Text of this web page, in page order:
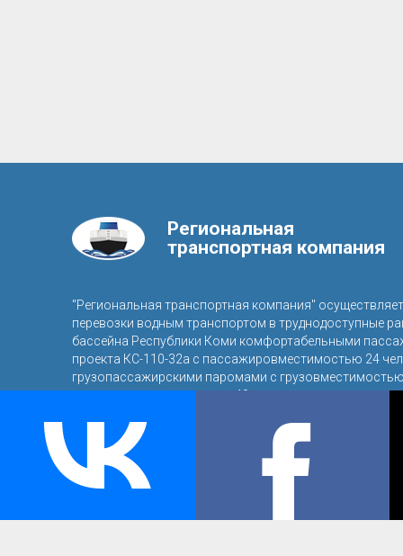
Региональная
транспортная компания
"Региональная транспортная компания"
перевозки водным транспортом в труднодоступные
бассейна Республики Коми комфортабельными
проекта КС-110-32а с пассажировместимостью 24
грузопассажирскими паромами с
пассажировместимостью 40 человек.